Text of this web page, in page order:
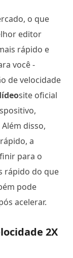
o que
editor
rápido e
você -
de velocidade
site oficial
Além disso,
a
para o
rápido do que
pode
acelerar.
2X